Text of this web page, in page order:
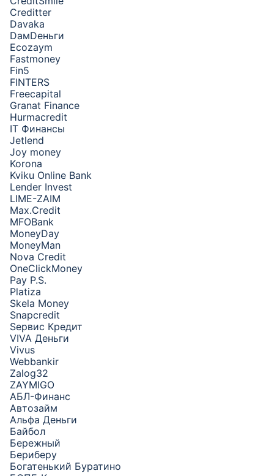
Creditter
Davaka
DамDеньги
Ecozaym
Fastmoney
Fin5
FINTERS
Freecapital
Granat Finance
Hurmacredit
IT Финансы
Jetlend
Joy money
Korona
Kviku Online Bank
Lender Invest
LIME-ZAIM
Max.Credit
MFOBank
MoneyDay
MoneyMan
Nova Credit
OneClickMoney
Pay P.S.
Platiza
Skela Money
Snapcredit
Sервис Кредит
VIVA Деньги
Vivus
Webbankir
Zalog32
ZAYMIGO
АБЛ-Финанс
Автозайм
Альфа Деньги
Байбол
Бережный
Бериберу
Богатенький Буратино